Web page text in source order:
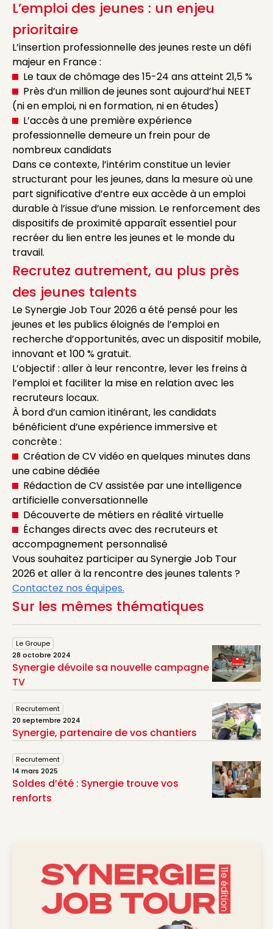
L’emploi des jeunes : un enjeu
prioritaire
L’insertion professionnelle des jeunes reste un défi
majeur en France :
Le taux de chômage des 15-24 ans atteint 21,5 %
Près d’un million de jeunes sont aujourd’hui NEET
(ni en emploi, ni en formation, ni en études)
L’accès à une première expérience
professionnelle demeure un frein pour de
nombreux candidats
Dans ce contexte, l’intérim constitue un levier
structurant pour les jeunes, dans la mesure où une
part significative d’entre eux accède à un emploi
durable à l’issue d’une mission. Le renforcement des
dispositifs de proximité apparaît essentiel pour
recréer du lien entre les jeunes et le monde du
travail.
Recrutez autrement, au plus près
des jeunes talents
Le Synergie Job Tour 2026 a été pensé pour les
jeunes et les publics éloignés de l’emploi en
recherche d’opportunités, avec un dispositif mobile,
innovant et 100 % gratuit.
L’objectif : aller à leur rencontre, lever les freins à
l’emploi et faciliter la mise en relation avec les
recruteurs locaux.
À bord d’un camion itinérant, les candidats
bénéficient d’une expérience immersive et
concrète :
Création de CV vidéo en quelques minutes dans
une cabine dédiée
Rédaction de CV assistée par une intelligence
artificielle conversationnelle
Découverte de métiers en réalité virtuelle
Échanges directs avec des recruteurs et
accompagnement personnalisé
Vous souhaitez participer au Synergie Job Tour
2026 et aller à la rencontre des jeunes talents ?
Contactez nos équipes.
Sur les mêmes thématiques
Le Groupe
28 octobre 2024
Synergie dévoile sa nouvelle campagne
TV
Recrutement
20 septembre 2024
Synergie, partenaire de vos chantiers
Recrutement
14 mars 2025
Soldes d’été : Synergie trouve vos
renforts